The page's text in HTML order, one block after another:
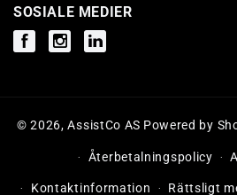
SOSIALE MEDIER
FacebookInstagramInstagram
© 2026,AssistCo AS Powered by
Återbetalningspolicy
Kontaktinformation Rättsligt